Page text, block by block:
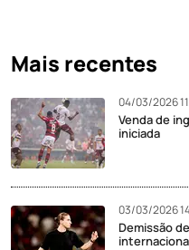
Mais recentes
04/03/2026
Venda de
iniciada
03/03/2026
Demissão